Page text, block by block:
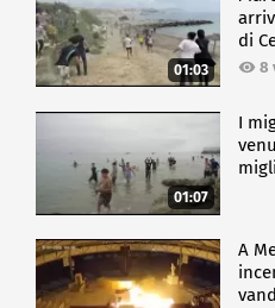
01:03
di
8
01:07
I
A